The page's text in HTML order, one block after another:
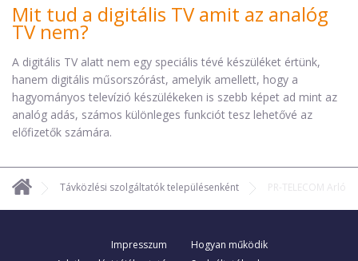
Mit tud a digitális TV amit az analóg
TV nem?
A digitális TV alatt nem egy speciális tévé készüléket értünk,
hanem digitális műsorszórást, amelyik amellett, hogy a
hagyományos televízió készülékeken is szebb képet ad mint az
analóg adás, számos különleges funkciót tesz lehetővé az
előfizetők számára.
Távközlési szolgáltatók településenként PR-TELECOM Arló
Impresszum
Hogyan működik